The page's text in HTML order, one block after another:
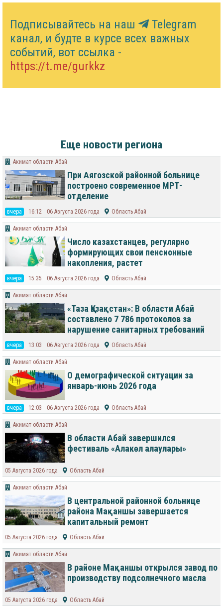
Подписывайтесь на наш
Telegram
канал, и будте в курсе всех важных
событий, вот ссылка -
https://t.me/gurkkz
Еще новости региона
Акимат области Абай
При Аягозской районной больнице
построено современное МРТ-
отделение
вчера 16:12 06 Августа 2026 года Область Абай
Акимат области Абай
Число казахстанцев, регулярно
формирующих свои пенсионные
накопления, растет
вчера 15:35 06 Августа 2026 года Область Абай
Акимат области Абай
«Таза Қазақстан»: В области Абай
составлено 7 786 протоколов за
нарушение санитарных требований
вчера 13:03 06 Августа 2026 года Область Абай
Акимат области Абай
О демографической ситуации за
январь-июнь 2026 года
вчера 12:03 06 Августа 2026 года Область Абай
Акимат области Абай
В области Абай завершился
фестиваль «Алакөл алаулары»
05 Августа 2026 года Область Абай
Акимат области Абай
В центральной районной больнице
района Мақаншы завершается
капитальный ремонт
05 Августа 2026 года Область Абай
Акимат области Абай
В районе Мақаншы открылся завод по
производству подсолнечного масла
05 Августа 2026 года Область Абай